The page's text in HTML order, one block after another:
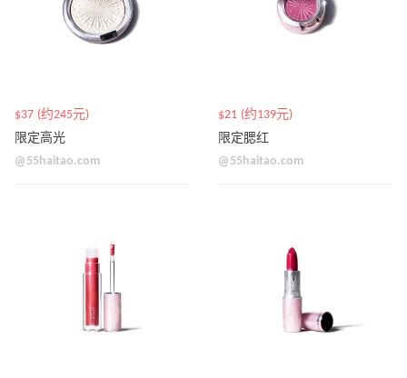
$37 (约245元)
限定高光
@55haitao.com
$21 (约139元)
限定腮红
@55haitao.com